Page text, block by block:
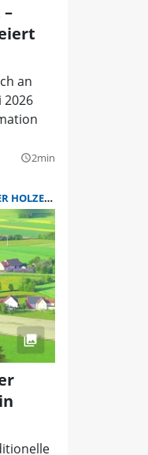
an
2026
query_builder2min